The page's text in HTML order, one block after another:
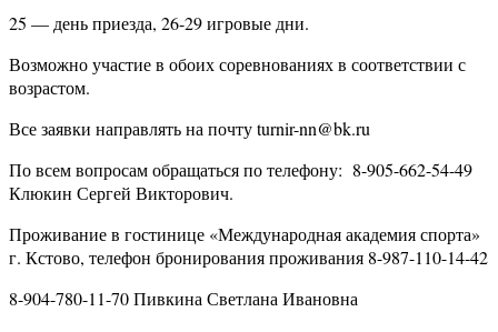
25 — день приезда, 26-29 игровые дни.
Возможно участие в обоих соревнованиях в соответствии с
возрастом.
Все заявки направлять на почту turnir-nn@bk.ru
По всем вопросам обращаться по телефону: 8-905-662-54-49
Клюкин Сергей Викторович.
Проживание в гостинице «Международная академия спорта»
г. Кстово, телефон бронирования проживания 8-987-110-14-42
8-904-780-11-70 Пивкина Светлана Ивановна